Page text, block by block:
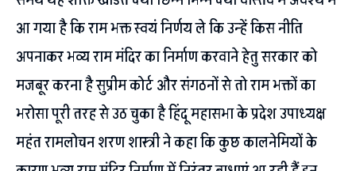
आ गया है कि राम भक्त स्वयं निर्णय ले कि उन्हें किस नीति
अपनाकर भव्य राम मंदिर का निर्माण करवाने हेतु सरकार को
मजबूर करना है सुप्रीम कोर्ट और संगठनों से तो राम भक्तों का
भरोसा पूरी तरह से उठ चुका है हिंदू महासभा के प्रदेश उपाध्यक्ष
महंत रामलोचन शरण शास्त्री ने कहा कि कुछ कालनेमियों के